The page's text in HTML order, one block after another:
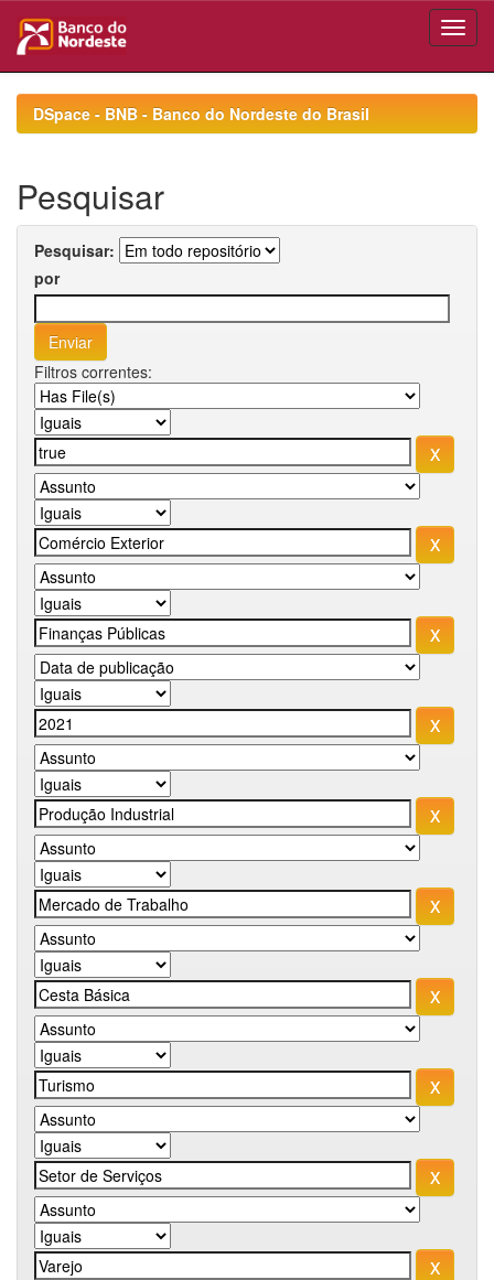
navigationDSpace - BNB - Banco do Nordeste do Brasil
Pesquisar
Pesquisar:
por
Filtros correntes: